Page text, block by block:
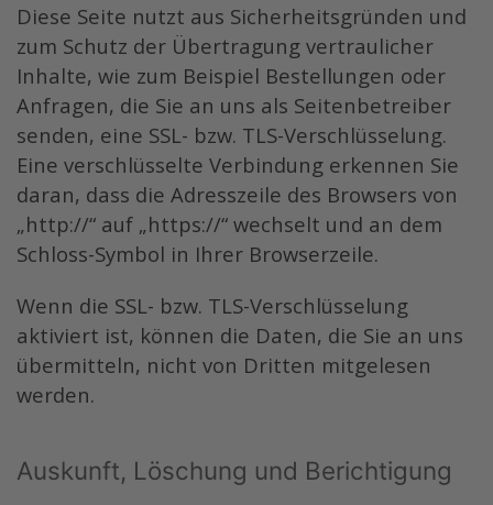
Diese Seite nutzt aus Sicherheitsgründen und
zum Schutz der Übertragung vertraulicher
Inhalte, wie zum Beispiel Bestellungen oder
Anfragen, die Sie an uns als Seitenbetreiber
senden, eine SSL- bzw. TLS-Verschlüsselung.
Eine verschlüsselte Verbindung erkennen Sie
daran, dass die Adresszeile des Browsers von
„http://“ auf „https://“ wechselt und an dem
Schloss-Symbol in Ihrer Browserzeile.
Wenn die SSL- bzw. TLS-Verschlüsselung
aktiviert ist, können die Daten, die Sie an uns
übermitteln, nicht von Dritten mitgelesen
werden.
Auskunft, Löschung und Berichtigung